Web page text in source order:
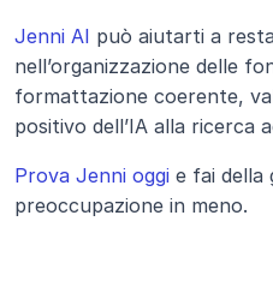
Jenni AI può aiutarti a
nell’organizzazione delle
formattazione coerente,
positivo dell’IA alla ricerca
Prova Jenni oggi e fai della
preoccupazione in meno.